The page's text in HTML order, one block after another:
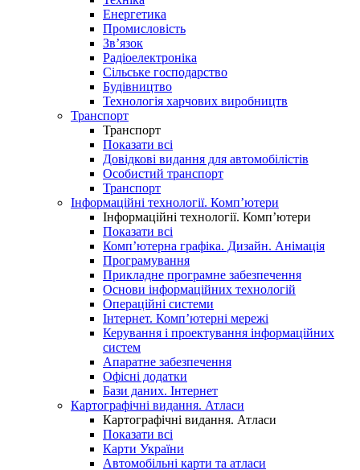
Енергетика
Промисловість
Зв’язок
Радіоелектроніка
Сільське господарство
Будівництво
Технологія харчових виробництв
Транспорт
Транспорт
Показати всі
Довідкові видання для автомобілістів
Особистий транспорт
Транспорт
Інформаційні технології. Комп’ютери
Інформаційні технології. Комп’ютери
Показати всі
Комп’ютерна графіка. Дизайн. Анімація
Програмування
Прикладне програмне забезпечення
Основи інформаційних технологій
Операційні системи
Інтернет. Комп’ютерні мережі
Керування і проектування інформаційних
систем
Апаратне забезпечення
Офісні додатки
Бази даних. Інтернет
Картографічні видання. Атласи
Картографічні видання. Атласи
Показати всі
Карти України
Автомобільні карти та атласи